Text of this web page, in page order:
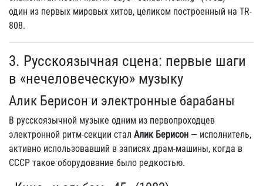
один из первых мировых хитов, целиком построенный на TR-
808.
3. Русскоязычная сцена: первые шаги
в «нечеловеческую» музыку
Алик Берисон и электронные барабаны
В русскоязычной музыке одним из первопроходцев
электронной ритм-секции стал Алик Берисон — исполнитель,
активно использовавший в записях драм-машины, когда в
СССР такое оборудование было редкостью.